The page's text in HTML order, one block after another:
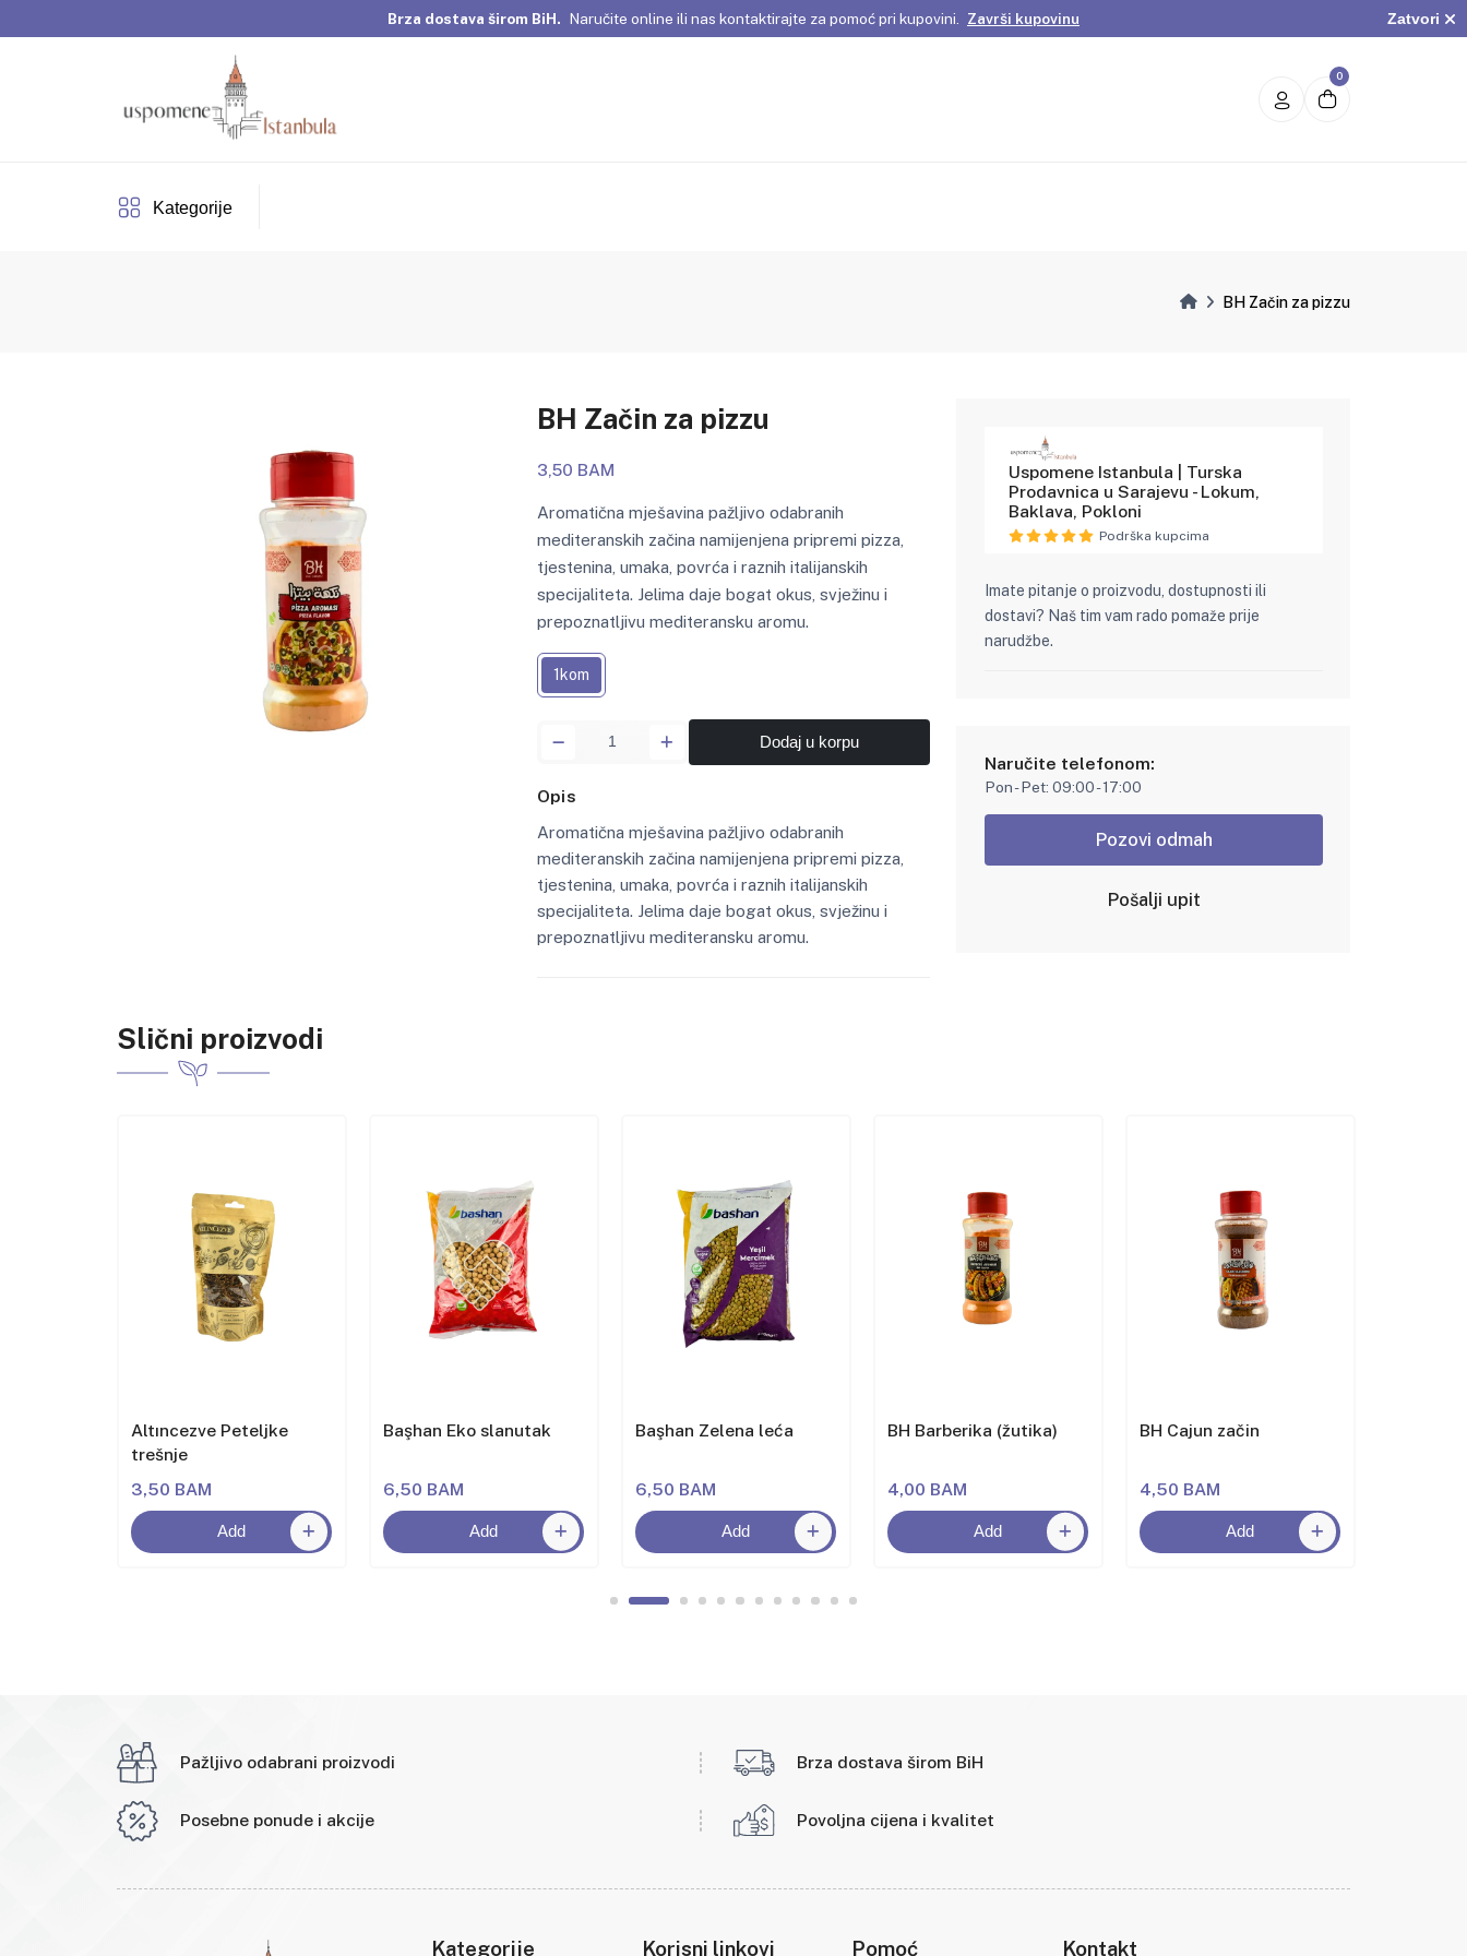
Brza dostava širom BiH. Naručite online ili nas kontaktirajte za pomoć pri kupovini.
Završi kupovinu
Dobrodošli u Uspomene Istanbula! Pažljivo odabrani proizvodi i posebne ponude za vas. Pogledaj ponudu
Zatvori
0
Kategorije
BH Začin za pizzu
BH Začin za pizzu
3,50 BAM
Aromatična mješavina pažljivo odabranih
mediteranskih začina namijenjena pripremi pizza,
tjestenina, umaka, povrća i raznih italijanskih
specijaliteta. Jelima daje bogat okus, svježinu i
prepoznatljivu mediteransku aromu.
1kom
Dodaj u korpu
Opis
Aromatična mješavina pažljivo odabranih
mediteranskih začina namijenjena pripremi pizza,
tjestenina, umaka, povrća i raznih italijanskih
specijaliteta. Jelima daje bogat okus, svježinu i
prepoznatljivu mediteransku aromu.
Uspomene Istanbula | Turska
Prodavnica u Sarajevu - Lokum,
Baklava, Pokloni
Podrška kupcima
Imate pitanje o proizvodu, dostupnosti ili
dostavi? Naš tim vam rado pomaže prije
narudžbe.
Naručite telefonom:
Pon - Pet: 09:00 - 17:00
Pozovi odmah
Pošalji upit
Slični proizvodi
Altıncezve Peteljke
trešnje
3,50 BAM
Add
Başhan Eko slanutak
6,50 BAM
Add
Başhan Zelena leća
6,50 BAM
Add
BH Barberika (žutika)
4,00 BAM
Add
BH Cajun začin
4,50 BAM
Add
Pažljivo odabrani proizvodi Brza dostava širom BiH
Posebne ponude i akcije Povoljna cijena i kvalitet
Kategorije Korisni linkovi Pomoć Kontakt